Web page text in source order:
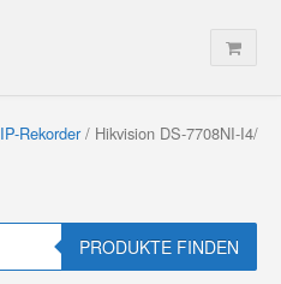
IP-Rekorder/ Hikvision DS-7708NI-I4/
PRODUKTE FINDEN